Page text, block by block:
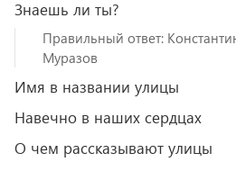
Знаешь ли ты?
Правильный ответ:
Муразов
Имя в названии улицы
Навечно в наших сердцах
О чем рассказывают улицы